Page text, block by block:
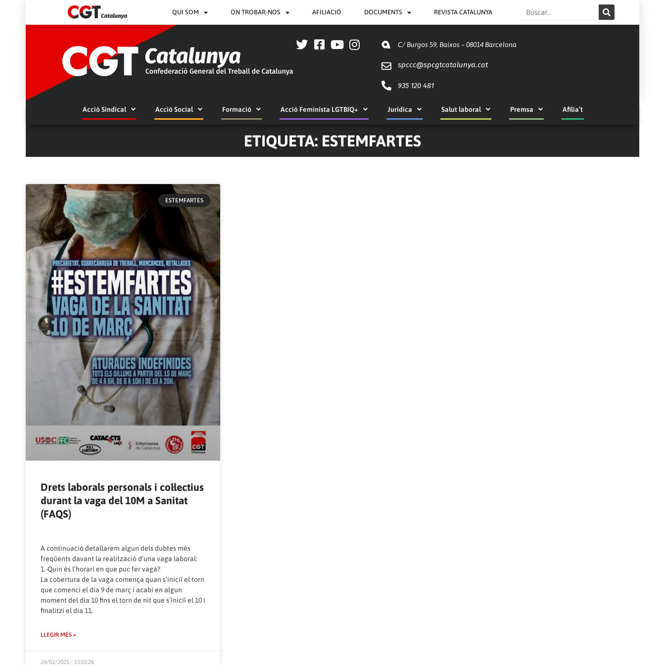
QUI SOM ON TROBAR-NOS AFILIACIÓ DOCUMENTS REVISTA CATALUNYA Search
C/ Burgos 59, Baixos – 08014 Barcelona
spccc@spcgtcatalunya.cat
935 120 481
Acció Sindical Acció Social Formació Acció Feminista LGTBIQ+ Jurídica Salut laboral Premsa Afilia’t
ETIQUETA: ESTEMFARTES
ESTEMFARTES
Drets laborals personals i col·lectius
durant la vaga del 10M a Sanitat
(FAQS)
A continuació detallarem algun dels dubtes més
freqüents davant la realització d’una vaga laboral:
1.-Quin és l’horari en que puc fer vaga?
La cobertura de la vaga comença quan s’iniciï el torn
que comenci el dia 9 de març i acabi en algun
moment del dia 10 fins el torn de nit que s’iniciï el 10 i
finalitzi el dia 11.
LLEGIR MÉS »
24/02/2021 - 15:02:26